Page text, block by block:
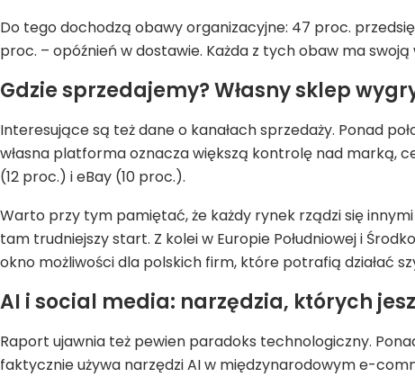
Do tego dochodzą obawy organizacyjne: 47 proc.
proc. – opóźnień w dostawie. Każda z tych obaw ma
Gdzie sprzedajemy? Własny sklep
Interesujące są też dane o kanałach sprzedaży. Ponad
własna platforma oznacza większą kontrolę nad marką,
(12 proc.) i eBay (10 proc.).
Warto przy tym pamiętać, że każdy rynek rządzi się
tam trudniejszy start. Z kolei w Europie Południowej i
okno możliwości dla polskich firm, które potrafią działać
AI i social media: narzędzia, których
Raport ujawnia też pewien paradoks technologiczny.
faktycznie używa narzędzi AI w międzynarodowym e-